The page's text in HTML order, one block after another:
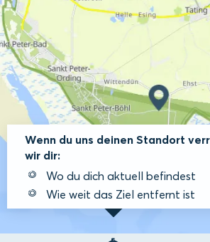
Wenn du uns deinen Standort
wir dir:
Wo du dich aktuell befindest
Wie weit das Ziel entfernt ist